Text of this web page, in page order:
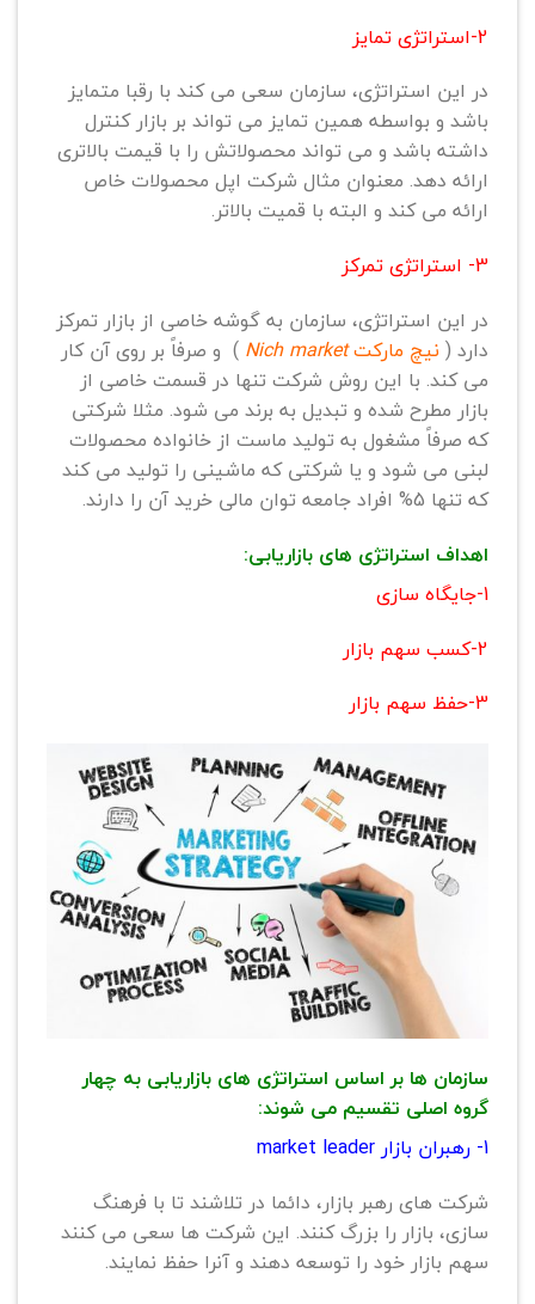
2-استراتژی تمایز
در این استراتژی، سازمان سعی می کند با رقبا متمایز
باشد و بواسطه همین تمایز می تواند بر بازار کنترل
داشته باشد و می تواند محصولاتش را با قیمت بالاتری
ارائه دهد. معنوان مثال شرکت اپل محصولات خاص
ارائه می کند و البته با قمیت بالاتر.
3- استراتژی تمرکز
در این استراتژی، سازمان به گوشه خاصی از بازار تمرکز
دارد ( نیچ مارکتNich market ) و صرفاً بر روی آن کار
می کند. با این روش شرکت تنها در قسمت خاصی از
بازار مطرح شده و تبدیل به برند می شود. مثلا شرکتی
که صرفاً مشغول به تولید ماست از خانواده محصولات
لبنی می شود و یا شرکتی که ماشینی را تولید می کند
که تنها 5% افراد جامعه توان مالی خرید آن را دارند.
اهداف استراتژی های بازاریابی:
1-جایگاه سازی
2-کسب سهم بازار
3-حفظ سهم بازار
سازمان ها بر اساس استراتژی های بازاریابی به چهار
گروه اصلی تقسیم می شوند:
1- رهبران بازار market leader
شرکت های رهبر بازار، دائما در تلاشند تا با فرهنگ
سازی، بازار را بزرگ کنند. این شرکت ها سعی می کنند
سهم بازار خود را توسعه دهند و آنرا حفظ نمایند.